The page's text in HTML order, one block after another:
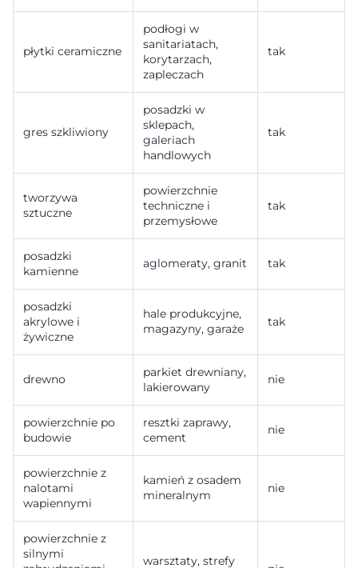
płytki ceramiczne
podłogi w
sanitariatach,
korytarzach,
zapleczach
tak
gres szkliwiony
posadzki w
sklepach,
galeriach
handlowych
tak
tworzywa
sztuczne
powierzchnie
techniczne i
przemysłowe
tak
posadzki
kamienne
aglomeraty, granit tak
posadzki
akrylowe i
żywiczne
hale produkcyjne,
magazyny, garaże
tak
drewno
parkiet drewniany,
lakierowany
nie
powierzchnie po
budowie
resztki zaprawy,
cement
nie
powierzchnie z
nalotami
wapiennymi
kamień z osadem
mineralnym
nie
powierzchnie z
silnymi
warsztaty, strefy